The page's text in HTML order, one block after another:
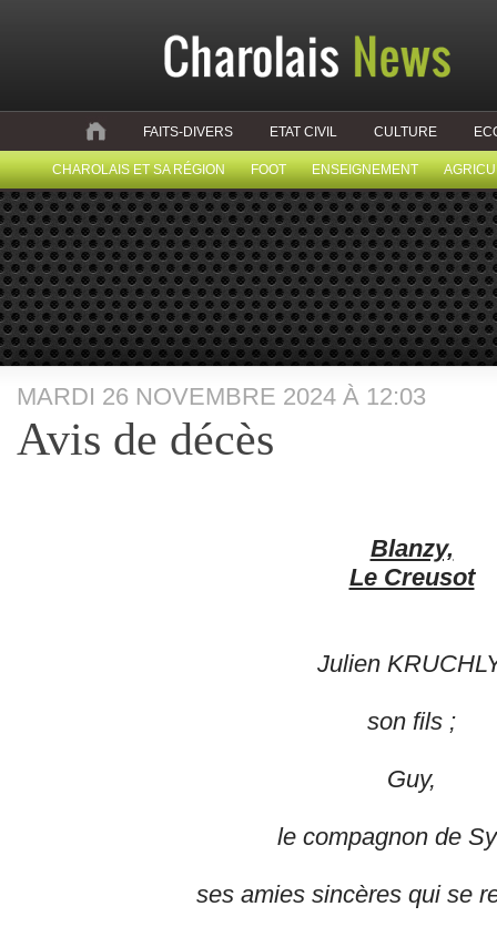
FAITS-DIVERS ETAT CIVIL CULTURE
CHAROLAIS ET SA RÉGION FOOT ENSEIGNEMENT
MARDI 26 NOVEMBRE 2024 À 12:03
Avis de décès
Blanzy,
Le Creusot
Julien
son fils ;
Guy,
le compagnon de
ses amies sincères qui se